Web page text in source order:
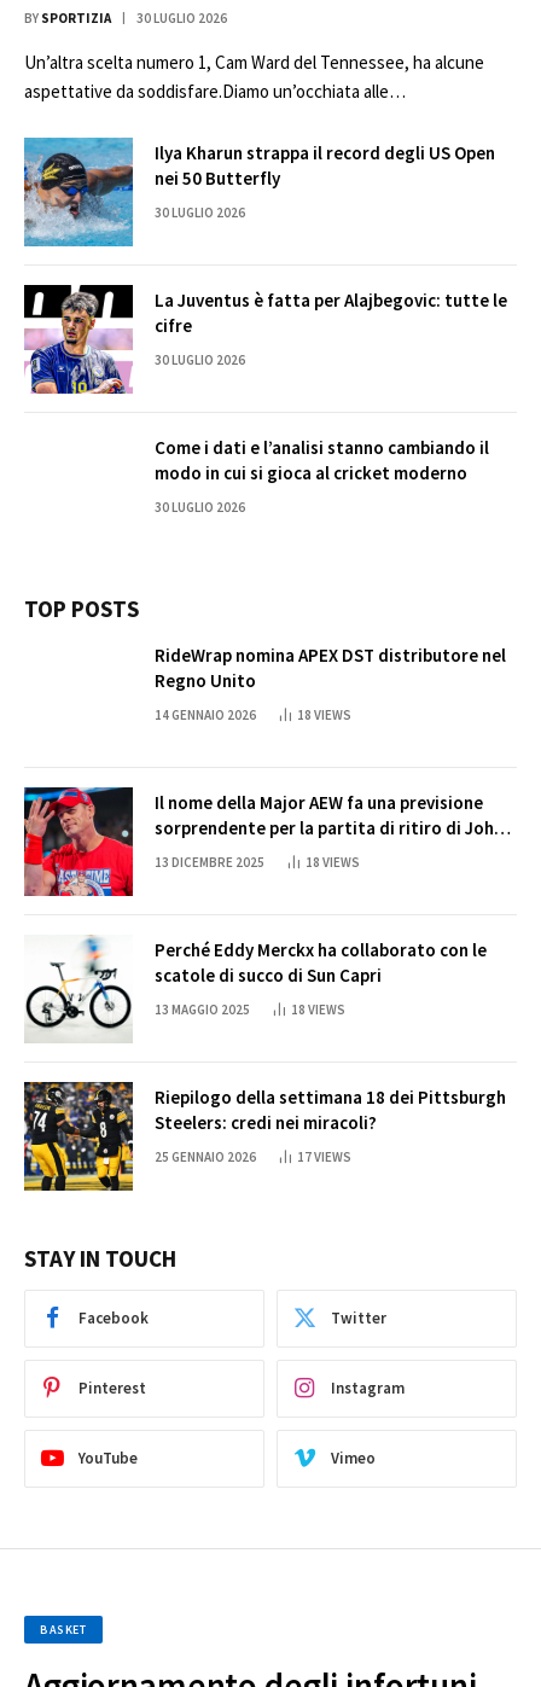
BY SPORTIZIA 30 LUGLIO 2026
Un’altra scelta numero 1, Cam Ward del Tennessee, ha alcune
aspettative da soddisfare.Diamo un’occhiata alle…
Ilya Kharun strappa il record degli US Open
nei 50 Butterfly
30 LUGLIO 2026
La Juventus è fatta per Alajbegovic: tutte le
cifre
30 LUGLIO 2026
Come i dati e l’analisi stanno cambiando il
modo in cui si gioca al cricket moderno
30 LUGLIO 2026
TOP POSTS
RideWrap nomina APEX DST distributore nel
Regno Unito
14 GENNAIO 2026 18 VIEWS
Il nome della Major AEW fa una previsione
sorprendente per la partita di ritiro di John
Cena
13 DICEMBRE 2025 18 VIEWS
Perché Eddy Merckx ha collaborato con le
scatole di succo di Sun Capri
13 MAGGIO 2025 18 VIEWS
Riepilogo della settimana 18 dei Pittsburgh
Steelers: credi nei miracoli?
25 GENNAIO 2026 17VIEWS
STAY IN TOUCH
Facebook Twitter
Pinterest Instagram
YouTube Vimeo
BASKET